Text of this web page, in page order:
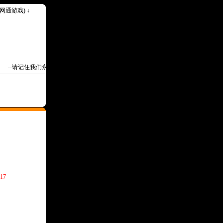
通游戏) ↓
--请记住我们永久网址Www.30ok.Com--